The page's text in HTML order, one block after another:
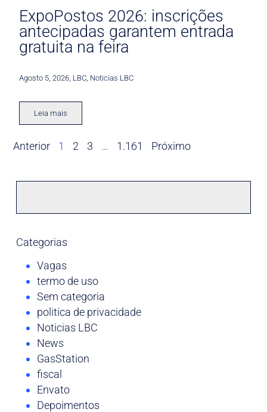
ExpoPostos 2026: inscrições
antecipadas garantem entrada
gratuita na feira
Agosto 5, 2026 LBC Noticias LBC
Leia mais
Anterior 1 2 3 … 1.161 Próximo
Categorias
Vagas
termo de uso
Sem categoria
politica de privacidade
Noticias LBC
News
GasStation
fiscal
Envato
Depoimentos